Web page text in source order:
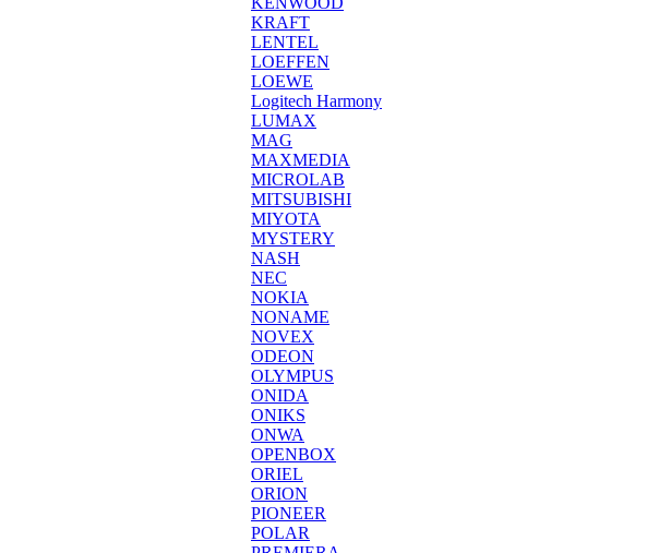
KRAFT
LENTEL
LOEFFEN
LOEWE
Logitech Harmony
LUMAX
MAG
MAXMEDIA
MICROLAB
MITSUBISHI
MIYOTA
MYSTERY
NASH
NEC
NOKIA
NONAME
NOVEX
ODEON
OLYMPUS
ONIDA
ONIKS
ONWA
OPENBOX
ORIEL
ORION
PIONEER
POLAR